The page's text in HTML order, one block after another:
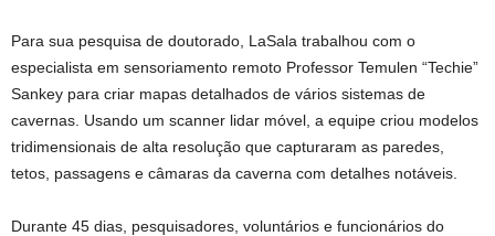
Para sua pesquisa de doutorado, LaSala trabalhou com o
especialista em sensoriamento remoto Professor Temulen “Techie”
Sankey para criar mapas detalhados de vários sistemas de
cavernas. Usando um scanner lidar móvel, a equipe criou modelos
tridimensionais de alta resolução que capturaram as paredes,
tetos, passagens e câmaras da caverna com detalhes notáveis.
Durante 45 dias, pesquisadores, voluntários e funcionários do